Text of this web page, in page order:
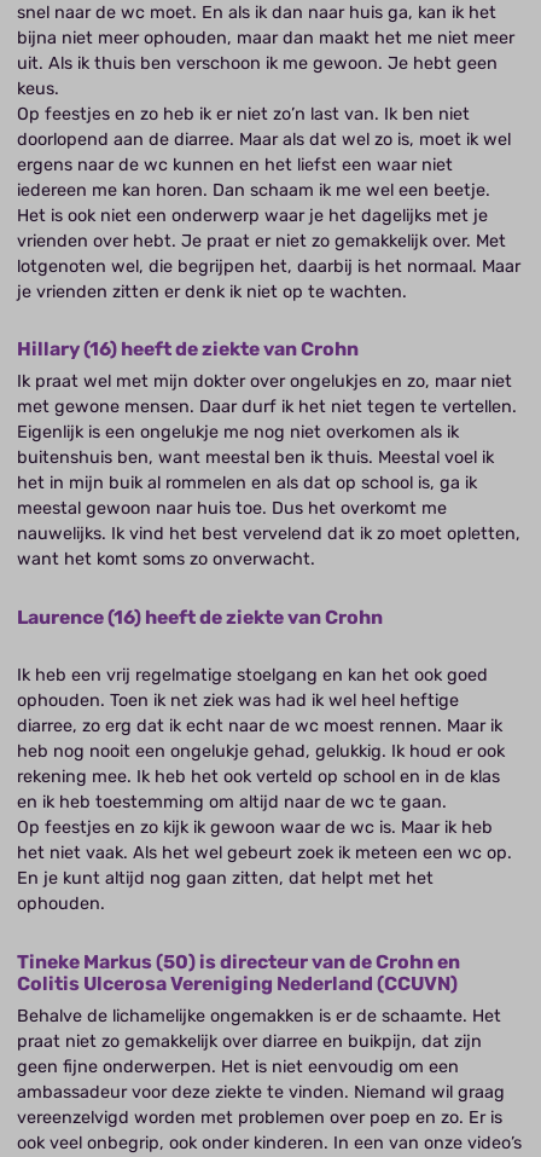
snel naar de wc moet. En als ik dan naar huis ga, kan ik het
bijna niet meer ophouden, maar dan maakt het me niet meer
uit. Als ik thuis ben verschoon ik me gewoon. Je hebt geen
keus.
Op feestjes en zo heb ik er niet zo’n last van. Ik ben niet
doorlopend aan de diarree. Maar als dat wel zo is, moet ik wel
ergens naar de wc kunnen en het liefst een waar niet
iedereen me kan horen. Dan schaam ik me wel een beetje.
Het is ook niet een onderwerp waar je het dagelijks met je
vrienden over hebt. Je praat er niet zo gemakkelijk over. Met
lotgenoten wel, die begrijpen het, daarbij is het normaal. Maar
je vrienden zitten er denk ik niet op te wachten.
Hillary (16) heeft de ziekte van Crohn
Ik praat wel met mijn dokter over ongelukjes en zo, maar niet
met gewone mensen. Daar durf ik het niet tegen te vertellen.
Eigenlijk is een ongelukje me nog niet overkomen als ik
buitenshuis ben, want meestal ben ik thuis. Meestal voel ik
het in mijn buik al rommelen en als dat op school is, ga ik
meestal gewoon naar huis toe. Dus het overkomt me
nauwelijks. Ik vind het best vervelend dat ik zo moet opletten,
want het komt soms zo onverwacht.
Laurence (16) heeft de ziekte van Crohn
Ik heb een vrij regelmatige stoelgang en kan het ook goed
ophouden. Toen ik net ziek was had ik wel heel heftige
diarree, zo erg dat ik echt naar de wc moest rennen. Maar ik
heb nog nooit een ongelukje gehad, gelukkig. Ik houd er ook
rekening mee. Ik heb het ook verteld op school en in de klas
en ik heb toestemming om altijd naar de wc te gaan.
Op feestjes en zo kijk ik gewoon waar de wc is. Maar ik heb
het niet vaak. Als het wel gebeurt zoek ik meteen een wc op.
En je kunt altijd nog gaan zitten, dat helpt met het
ophouden.
Tineke Markus (50) is directeur van de Crohn en
Colitis Ulcerosa Vereniging Nederland (CCUVN)
Behalve de lichamelijke ongemakken is er de schaamte. Het
praat niet zo gemakkelijk over diarree en buikpijn, dat zijn
geen fijne onderwerpen. Het is niet eenvoudig om een
ambassadeur voor deze ziekte te vinden. Niemand wil graag
vereenzelvigd worden met problemen over poep en zo. Er is
ook veel onbegrip, ook onder kinderen. In een van onze video’s